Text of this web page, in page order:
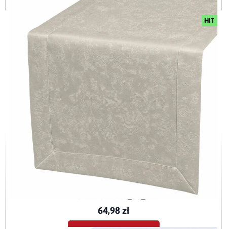
HIT
Bieżnik plamoodporny z mankietem O3 Marmurek szary
64,98 zł